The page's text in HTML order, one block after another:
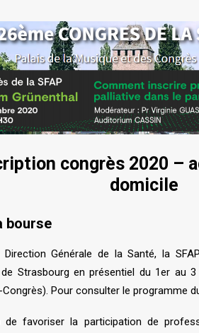
congrès 2020 –
domicile
bourse
Générale de la Santé, la
Strasbourg en présentiel du 1er au
Pour consulter le programme
favoriser la participation de